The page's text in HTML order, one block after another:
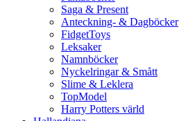
Saga & Present
Anteckning- & Dagböcker
FidgetToys
Leksaker
Namnböcker
Nyckelringar & Smått
Slime & Leklera
TopModel
Harry Potters värld